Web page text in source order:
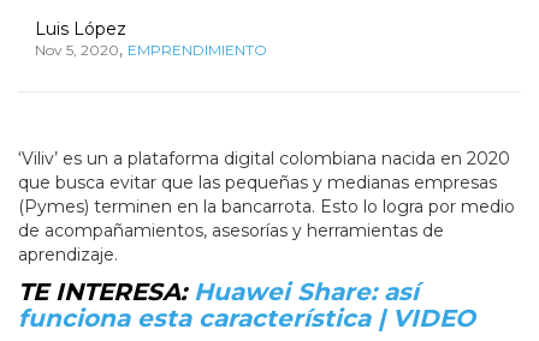
Luis López
Nov 5, 2020, EMPRENDIMIENTO
‘Viliv’ es un a plataforma digital colombiana nacida en 2020
que busca evitar que las pequeñas y medianas empresas
(Pymes) terminen en la bancarrota. Esto lo logra por medio
de acompañamientos, asesorías y herramientas de
aprendizaje.
TE INTERESA: Huawei Share: así
funciona esta característica | VIDEO